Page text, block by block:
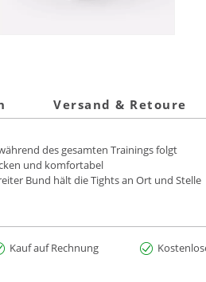
Versand & Retoure
des gesamten Trainings folgt
und komfortabel
Bund hält die Tights an Ort und Stelle
Kauf auf Rechnung